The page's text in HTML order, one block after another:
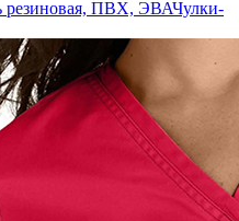
резиновая, ПВХ, ЭВАЧулки-